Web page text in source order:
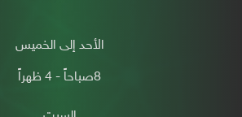
الأحد إلى الخميس
8صباحاً - 4 ظهراً